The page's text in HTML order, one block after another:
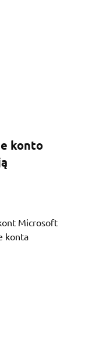
konto
Microsoft
konta